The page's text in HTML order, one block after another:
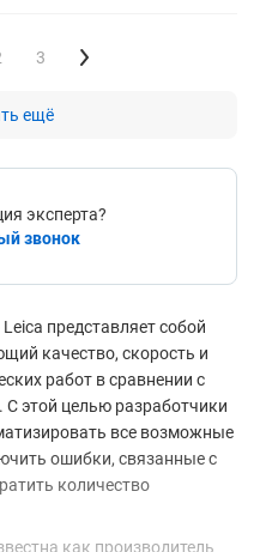
3
ещё
эксперта?
звонок
представляет собой
качество, скорость и
работ в сравнении с
этой целью разработчики
все возможные
ошибки, связанные с
количество
как производитель